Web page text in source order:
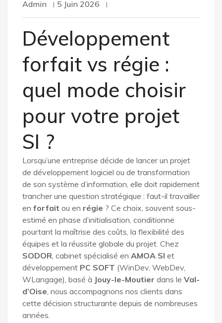
Admin 5 Juin 2026
Développement
forfait vs régie :
quel mode choisir
pour votre projet
SI ?
Lorsqu’une entreprise décide de lancer un projet
de développement logiciel ou de transformation
de son système d’information, elle doit rapidement
trancher une question stratégique : faut-il travailler
en forfait ou en régie ? Ce choix, souvent sous-
estimé en phase d’initialisation, conditionne
pourtant la maîtrise des coûts, la flexibilité des
équipes et la réussite globale du projet. Chez
SODOR , cabinet spécialisé en AMOA SI et
développement PC SOFT (WinDev, WebDev,
WLangage), basé à Jouy-le-Moutier dans le Val-
d’Oise , nous accompagnons nos clients dans
cette décision structurante depuis de nombreuses
années.